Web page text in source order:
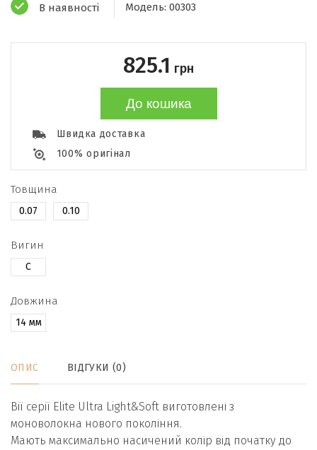
В наявності Модель: 00303
825.1 грн
До кошика
Швидка доставка
100% оригінал
Товщина
0.07 0.10
Вигин
C
Довжина
14 мм
ОПИС ВІДГУКИ (0)
Вії серії Elite Ultra Light&Soft виготовлені з
моноволокна нового покоління.
Мають максимально насичений колір від початку до